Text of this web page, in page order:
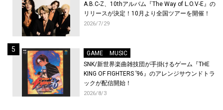
A.B.C-Z、10thアルバム『The Way of L.O.V-E』の
リリースが決定！10月より全国ツアーを開催！
2026/7/29
GAME
MUSIC
SNK/新世界楽曲雑技団が手掛けるゲーム『THE
KING OF FIGHTERS ’96』のアレンジサウンドトラ
ックが配信開始！
2026/8/3